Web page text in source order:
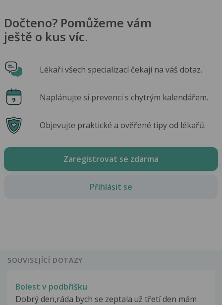
Dočteno? Pomůžeme vám
ještě o kus víc.
Lékaři všech specializací čekají na váš dotaz.
Naplánujte si prevenci s chytrým kalendářem.
Objevujte praktické a ověřené tipy od lékařů.
Zaregistrovat se zdarma
Přihlásit se
SOUVISEJÍCÍ DOTAZY
Bolest v podbříšku
Dobrý den,ráda bych se zeptala.už třetí den mám